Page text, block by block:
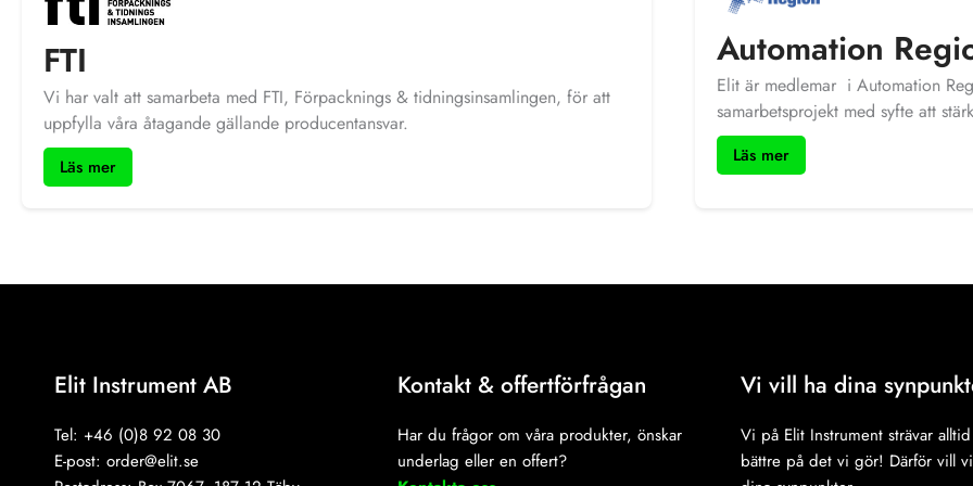
anpassade produkter.
FTI
Vi har valt att samarbeta med FTI, Förpacknings & tidningsinsamlingen, för att
uppfylla våra åtagande gällande producentansvar.
Läs mer
Automation
Elit är medlemar i Automation
samarbetsprojekt med syfte att
automationsindustri och vårt stora
Automation är en svensk
Läs mer
Elit Instrument AB
Tel: +46 (0)8 92 08 30
E-post: order@elit.se
Kontakt & offertförfrågan
Har du frågor om våra produkter, önskar
underlag eller en offert?
Vi vill ha dina
Vi på Elit Instrument strävar
bättre på det vi gör! Därför vill